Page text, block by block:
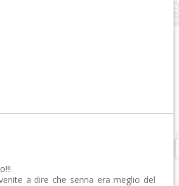
a dire che senna era meglio del